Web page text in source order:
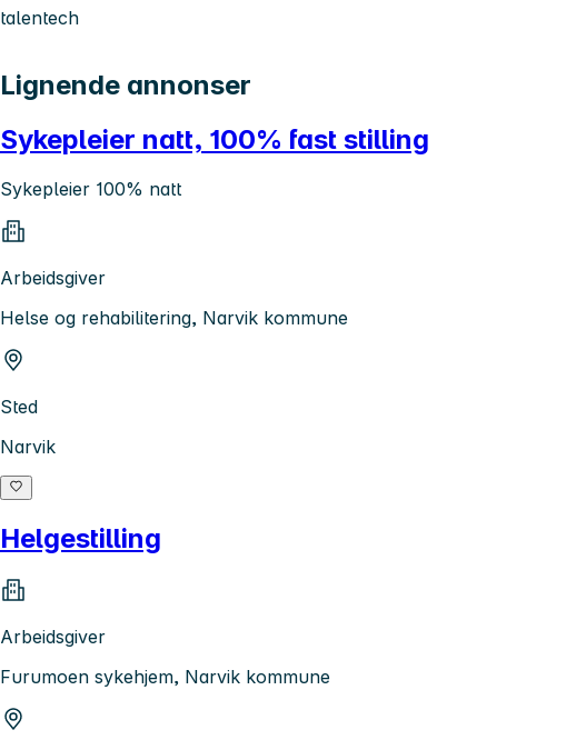
talentech
Lignende annonser
Sykepleier natt, 100% fast stilling
Sykepleier 100% natt
Arbeidsgiver
Helse og rehabilitering, Narvik kommune
Sted
Narvik
Helgestilling
Arbeidsgiver
Furumoen sykehjem, Narvik kommune